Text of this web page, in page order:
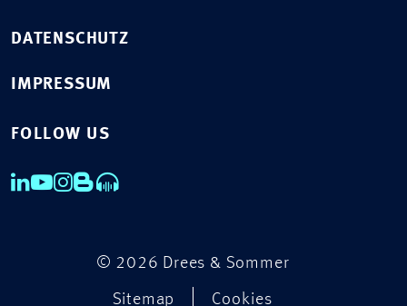
DATENSCHUTZ
IMPRESSUM
FOLLOW US
© 2026 Drees & Sommer
Sitemap Cookies